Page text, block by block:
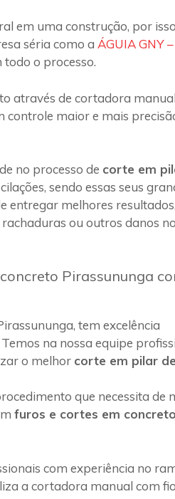
em uma construção, por
séria como a ÁGUIA GNY
o processo.
através de cortadora manual
controle maior e mais
no processo de corte em
sendo essas seus
entregar melhores resultados,
ou outros danos no
Pirassununga
tem excelência
Temos na nossa equipe
o melhor corte em pilar
que necessita
furos e cortes em
com experiência no
a cortadora manual com